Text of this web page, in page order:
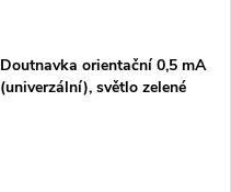
Doutnavka orientační 0,5 mA
(univerzální), světlo zelené